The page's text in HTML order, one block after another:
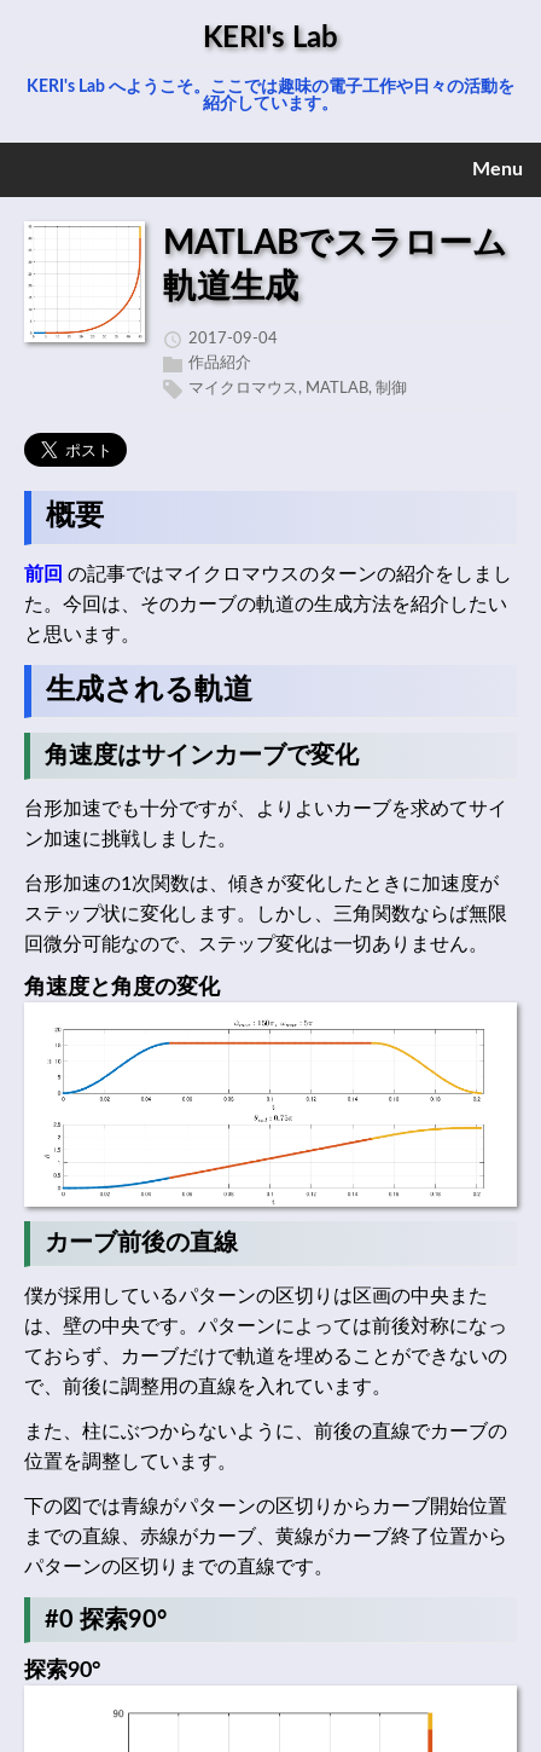
KERI's Lab
KERI's Lab へようこそ。ここでは趣味の電子工作や日々の活動を
紹介しています。
Menu
MATLABでスラローム
軌道生成
2017-09-04
作品紹介
マイクロマウス , MATLAB, 制御
概要
前回 の記事ではマイクロマウスのターンの紹介をしまし
た。今回は、そのカーブの軌道の生成方法を紹介したい
と思います。
生成される軌道
角速度はサインカーブで変化
台形加速でも十分ですが、よりよいカーブを求めてサイ
ン加速に挑戦しました。
台形加速の1次関数は、傾きが変化したときに加速度が
ステップ状に変化します。しかし、三角関数ならば無限
回微分可能なので、ステップ変化は一切ありません。
角速度と角度の変化
カーブ前後の直線
僕が採用しているパターンの区切りは区画の中央また
は、壁の中央です。パターンによっては前後対称になっ
ておらず、カーブだけで軌道を埋めることができないの
で、前後に調整用の直線を入れています。
また、柱にぶつからないように、前後の直線でカーブの
位置を調整しています。
下の図では青線がパターンの区切りからカーブ開始位置
までの直線、赤線がカーブ、黄線がカーブ終了位置から
パターンの区切りまでの直線です。
#0 探索90°
探索90°